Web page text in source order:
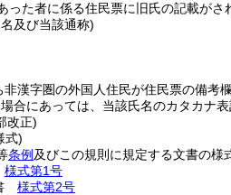
った者に係る住民票に旧氏の記載が
及び当該通称)
非漢字圏の外国人住民が住民票の備考
合にあっては、当該氏名のカタカナ
改正)
式)
条例 及びこの規則に規定する文書の様
様式第1号
様式第2号